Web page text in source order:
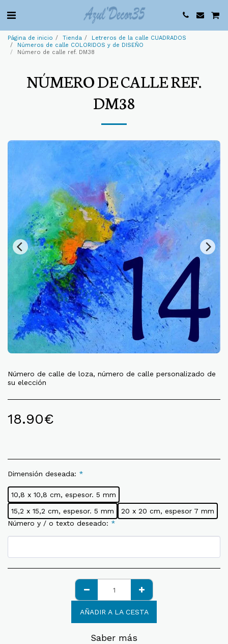
Página de inicio Tienda
Letreros de la calle CUADRADOS
Números de calle COLORIDOS y de DISEÑO
Número de calle ref. DM38
NÚMERO DE CALLE REF.
DM38
Número de calle de loza, número de calle personalizado de
su elección
18.90€
Dimensión deseada: *
10,8 x 10,8 cm, espesor. 5 mm
15,2 x 15,2 cm, espesor. 5 mm
20 x 20 cm, espesor 7 mm
Número y / o texto deseado: *
AÑADIR A LA CESTA
Saber más